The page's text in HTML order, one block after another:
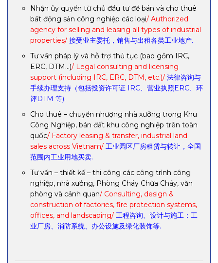
Nhận ủy quyền từ chủ đầu tư để bán và cho thuê
bất động sản công nghiệp các loại/ Authorized
agency for selling and leasing all types of industrial
properties/ 接受业主委托，销售与出租各类工业地产.
Tư vấn pháp lý và hỗ trợ thủ tục (bao gồm IRC,
ERC, DTM…)/ Legal consulting and licensing
support (including IRC, ERC, DTM, etc.)/ 法律咨询与
手续办理支持（包括投资许可证 IRC、营业执照ERC、环
评DTM 等).
Cho thuê – chuyển nhượng nhà xưởng trong Khu
Công Nghiệp, bán đất khu công nghiệp trên toàn
quốc/ Factory leasing & transfer, industrial land
sales across Vietnam/ 工业园区厂房租赁与转让，全国
范围内工业用地买卖.
Tư vấn – thiết kế – thi công các công trình công
nghiệp, nhà xưởng, Phòng Cháy Chữa Cháy, văn
phòng và cảnh quan/ Consulting, design &
construction of factories, fire protection systems,
offices, and landscaping/ 工程咨询、设计与施工：工
业厂房、消防系统、办公设施及绿化装饰等.